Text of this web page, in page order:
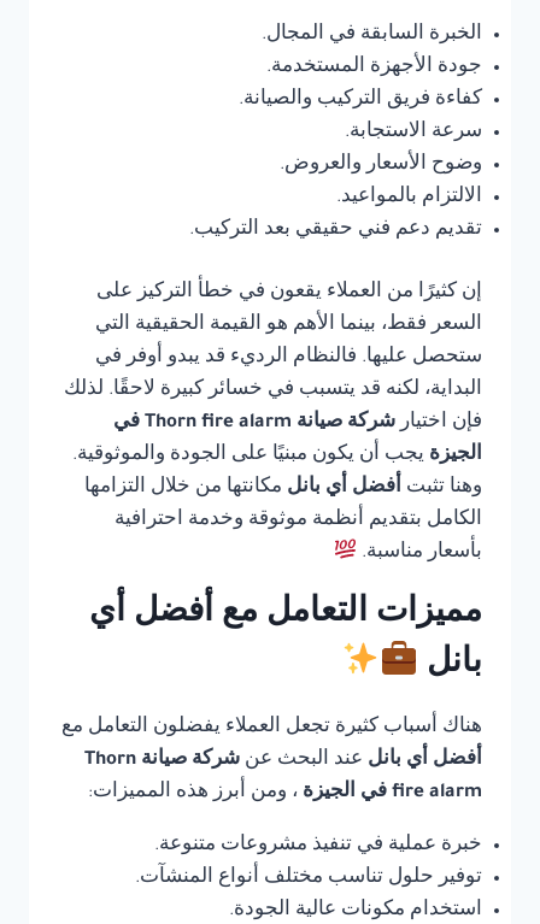
الخبرة السابقة في المجال.
جودة الأجهزة المستخدمة.
كفاءة فريق التركيب والصيانة.
سرعة الاستجابة.
وضوح الأسعار والعروض.
الالتزام بالمواعيد.
تقديم دعم فني حقيقي بعد التركيب.
إن كثيرًا من العملاء يقعون في خطأ التركيز على
السعر فقط، بينما الأهم هو القيمة الحقيقية التي
ستحصل عليها. فالنظام الرديء قد يبدو أوفر في
البداية، لكنه قد يتسبب في خسائر كبيرة لاحقًا. لذلك
فإن اختيار
شركة صيانة Thorn fire alarm في
الجيزة يجب أن يكون مبنيًا على الجودة والموثوقية.
وهنا تثبت أفضل أي بانل مكانتها من خلال التزامها
الكامل بتقديم أنظمة موثوقة وخدمة احترافية
بأسعار مناسبة.
مميزات التعامل مع أفضل أي
بانل
هناك أسباب كثيرة تجعل العملاء يفضلون التعامل مع
أفضل أي بانل عند البحث عن
شركة صيانة Thorn
fire alarm في الجيزة
، ومن أبرز هذه المميزات:
خبرة عملية في تنفيذ مشروعات متنوعة.
توفير حلول تناسب مختلف أنواع المنشآت.
استخدام مكونات عالية الجودة.